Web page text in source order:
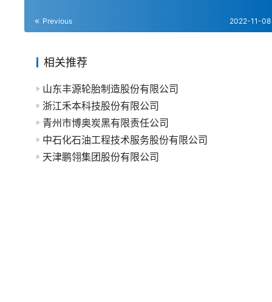
Previous 2022-11-08
相关推荐
山东丰源轮胎制造股份有限公司
浙江禾本科技股份有限公司
青州市博奥炭黑有限责任公司
中石化石油工程技术服务股份有限公司
天津鹏翎集团股份有限公司